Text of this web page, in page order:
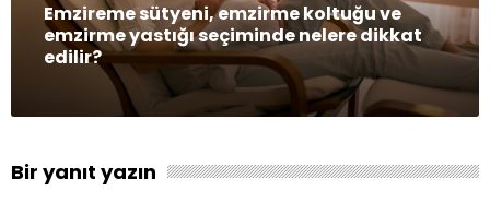
Emzireme sütyeni, emzirme koltuğu ve
emzirme yastığı seçiminde nelere dikkat
edilir?
Bir yanıt yazın